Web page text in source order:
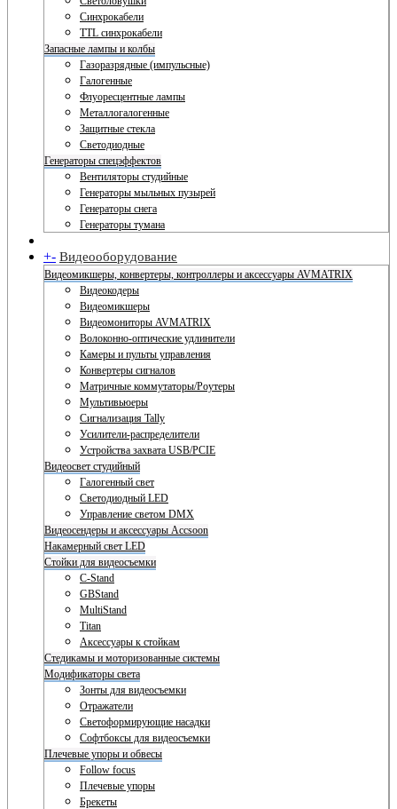
Синхрокабели
TTL синхрокабели
Запасные лампы и колбы
Газоразрядные (импульсные)
Галогенные
Флуоресцентные лампы
Металлогалогенные
Защитные стекла
Светодиодные
Генераторы спецэффектов
Вентиляторы студийные
Генераторы мыльных пузырей
Генераторы снега
Генераторы тумана
+- Видеооборудование
Видеомикшеры, конвертеры, контроллеры и аксессуары AVMATRIX
Видеокодеры
Видеомикшеры
Видеомониторы AVMATRIX
Волоконно-оптические удлинители
Камеры и пульты управления
Конвертеры сигналов
Матричные коммутаторы/Роутеры
Мультивьюеры
Сигнализация Tally
Усилители-распределители
Устройства захвата USB/PCIE
Видеосвет студийный
Галогенный свет
Светодиодный LED
Управление светом DMX
Видеосендеры и аксессуары Accsoon
Накамерный свет LED
Стойки для видеосъемки
C-Stand
GBStand
MultiStand
Titan
Аксессуары к стойкам
Стедикамы и моторизованные системы
Модификаторы света
Зонты для видеосъемки
Отражатели
Светоформирующие насадки
Софтбоксы для видеосъемки
Плечевые упоры и обвесы
Follow focus
Плечевые упоры
Брекеты